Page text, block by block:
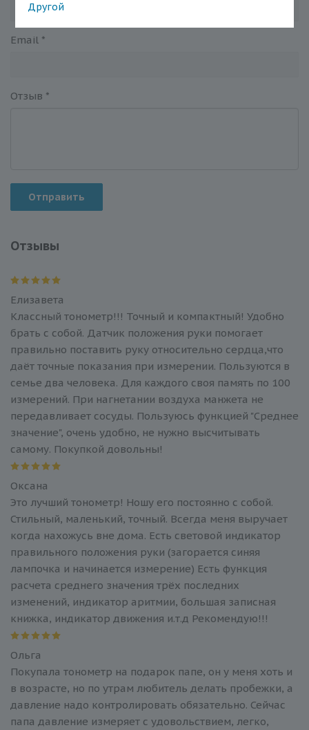
Другой
Email *
Отзыв *
Отправить
Отзывы
Елизавета
Классный тонометр!!! Точный и компактный! Удобно
брать с собой. Датчик положения руки помогает
правильно поставить руку относительно сердца,что
даёт точные показания при измерении. Пользуются в
семье два человека. Для каждого своя память по 100
измерений. При нагнетании воздуха манжета не
передавливает сосуды. Пользуюсь функцией "Среднее
значение", очень удобно, не нужно высчитывать
самому. Покупкой довольны!
Оксана
Это лучший тонометр! Ношу его постоянно с собой.
Стильный, маленький, точный. Всегда меня выручает
когда нахожусь вне дома. Есть световой индикатор
правильного положения руки (загорается синяя
лампочка и начинается измерение) Есть функция
расчета среднего значения трёх последних
изменений, индикатор аритмии, большая записная
книжка, индикатор движения и.т.д Рекомендую!!!
Ольга
Покупала тонометр на подарок папе, он у меня хоть и
в возрасте, но по утрам любитель делать пробежки, а
давление надо контролировать обязательно. Сейчас
папа давление измеряет с удовольствием, легко,